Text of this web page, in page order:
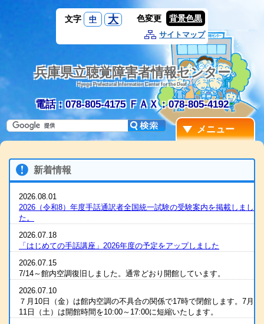
文字 中 大 色変更 背景色黒
サイトマップ
兵庫県立聴覚障害者情報センター
Hyogo Prefectural Information Center for the Deaf
電話：078-805-4175 ＦＡＸ：078-805-4192
メニュー
新着情報
2026.08.01
2026（令和8）年度手話通訳者全国統一試験の受験案内を掲載しまし
た。
2026.07.18
「はじめての手話講座」2026年度の予定をアップしました
2026.07.15
7/14～館内空調復旧しました。通常どおり開館しています。
2026.07.10
７月10日（金）は館内空調の不具合の関係で17時で閉館します。7月
11日（土）は開館時間を10:00～17:00に短縮いたします。